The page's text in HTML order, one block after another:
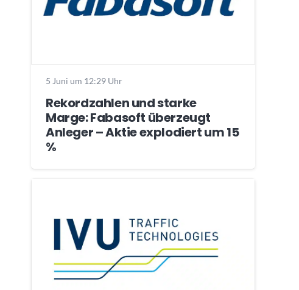
5 Juni um 12:29 Uhr
Rekordzahlen und starke
Marge: Fabasoft überzeugt
Anleger – Aktie explodiert um 15
%